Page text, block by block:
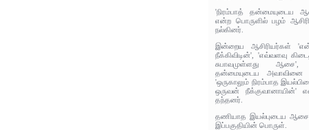
'நிரம்பாத் தன்மையுடைய
என்ற பொருளில் பழம்
நல்கினர்.
இன்றைய ஆசிரியர்கள்
நீக்கிவிடின்', 'எவ்வளவு
சுபாவமுள்ளது ஆசை',
தன்மையுடைய அவாவினை
'ஒருகாலும் நிரம்பாத
ஒருவன் நீக்குவானாயின்'
தந்தனர்.
தணியாத இயல்புடைய
இப்பகுதியின் பொருள்.